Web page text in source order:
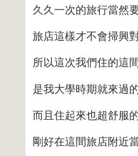
久久一次的旅行當然
旅店這樣才不會掃興
所以這次我們住的這間
是我大學時期就來過
而且住起來也超舒服
剛好在這間旅店附近